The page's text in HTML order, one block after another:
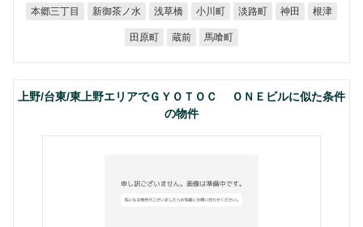
本郷三丁目 新御茶ノ水 浅草橋 小川町 淡路町 神田 根津
田原町 蔵前 馬喰町
上野/台東/東上野エリアでＧＹＯＴＯＣ ＯＮＥビルに似た条件
の物件